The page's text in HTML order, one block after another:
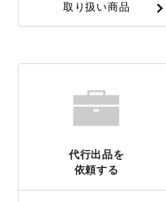
取り扱い商品
代行出品を
依頼する